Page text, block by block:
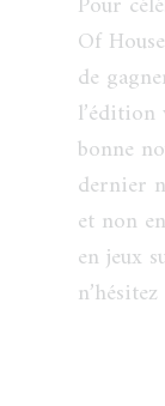
Of
de
bonne
dernier
et non
en jeux